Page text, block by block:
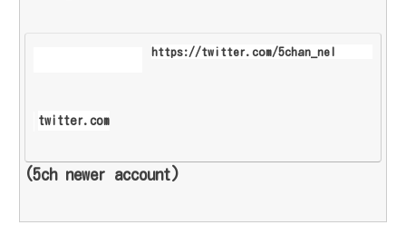
https://twitter.com/5chan_nel
twitter.com
(5ch newer account)